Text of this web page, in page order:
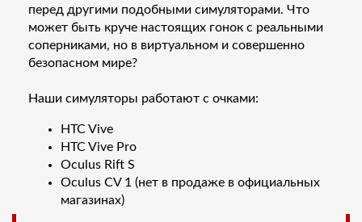
перед другими подобными симуляторами. Что
может быть круче настоящих гонок с реальными
соперниками, но в виртуальном и совершенно
безопасном мире?
Наши симуляторы работают с очками:
HTC Vive
HTC Vive Pro
Oculus Rift S
Oculus CV 1 (нет в продаже в официальных
магазинах)